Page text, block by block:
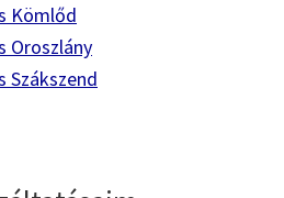
Kömlőd
Oroszlány
Szákszend